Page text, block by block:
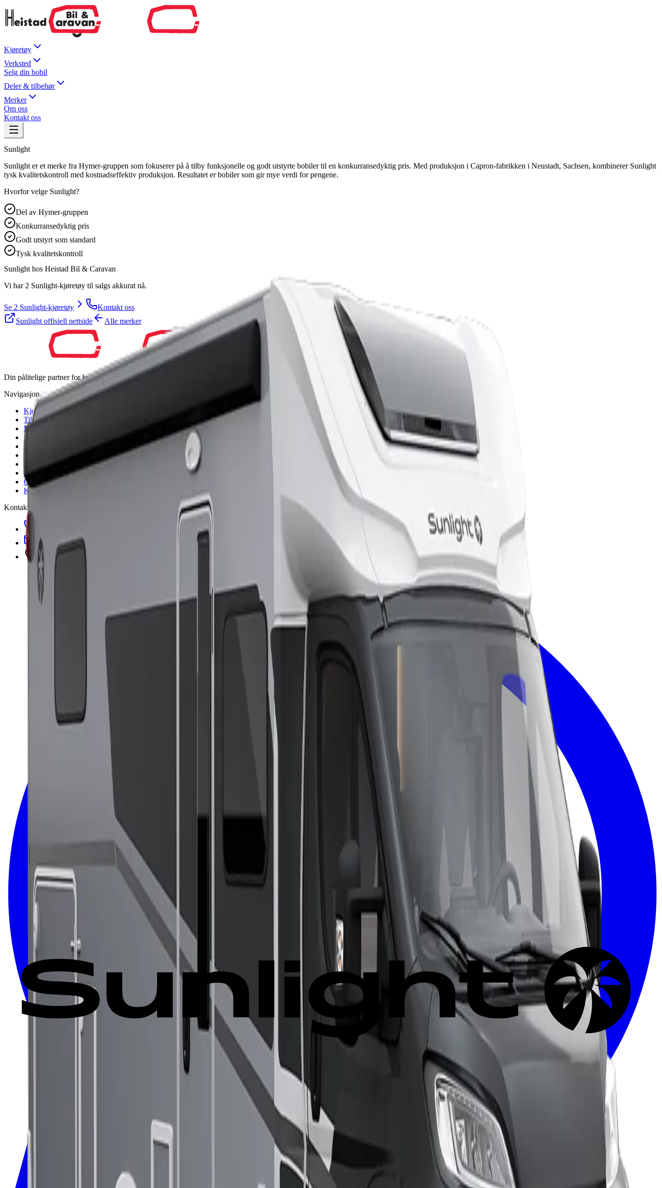
Kjøretøy
Verksted
Selg din bobil
Deler & tilbehør
Merker
Om oss
Kontakt oss
Sunlight
Sunlight er et merke fra Hymer-gruppen som fokuserer på å tilby funksjonelle og godt utstyrte bobiler til en konkurransedyktig pris. Med produksjon i Capron-fabrikken i Neustadt, Sachsen, kombinerer Sunlight
tysk kvalitetskontroll med kostnadseffektiv produksjon. Resultatet er bobiler som gir mye verdi for pengene.
Hvorfor velge Sunlight?
Del av Hymer-gruppen
Konkurransedyktig pris
Godt utstyrt som standard
Tysk kvalitetskontroll
Sunlight hos Heistad Bil & Caravan
Vi har 2 Sunlight-kjøretøy til salgs akkurat nå.
Se 2 Sunlight-kjøretøy
Kontakt oss
Sunlight offisiell nettside Alle merker
Din pålitelige partner for kvalitetskjøretøy. Vi hjelper deg med å finne din neste bobil eller campingvogn.
Navigasjon
Kjøretøy
Tilbehør
Merker
Selg din bobil
Innbytte
Finansiering
Garanti
Om oss
Kontakt
Kontakt
post@heistadbil.no
Heistaddalen 37, 3940 Porsgrunn, Norge